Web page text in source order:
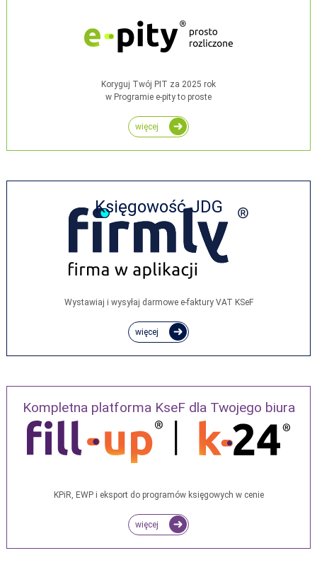
Koryguj Twój PIT za 2025 rok
w Programie e-pity to proste
więcej
Księgowość JDG
Wystawiaj i wysyłaj darmowe e‑faktury VAT KSeF
więcej
Kompletna platforma KseF dla Twojego biura
KPiR, EWP i eksport do programów księgowych w cenie
więcej